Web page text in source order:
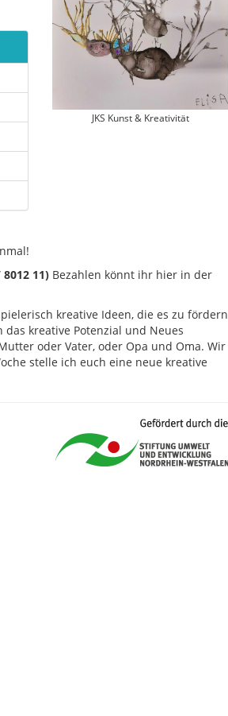
JKS Kunst & Kreativität
11) Bezahlen könnt ihr hier in der
kreative Ideen, die es zu fördern
kreative Potenzial und Neues
oder Vater, oder Opa und Oma. Wir
stelle ich euch eine neue kreative